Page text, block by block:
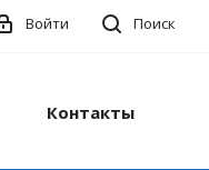
Поиск
Войти
Контакты